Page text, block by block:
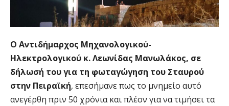
Ο Αντιδήμαρχος Μηχανολογικού-
Ηλεκτρολογικού κ. Λεωνίδας Μανωλάκος, σε
δήλωσή του για τη φωταγώγηση του Σταυρού
στην Πειραϊκή, επεσήμανε πως το μνημείο αυτό
ανεγέρθη πριν 50 χρόνια και πλέον για να τιμήσει τα